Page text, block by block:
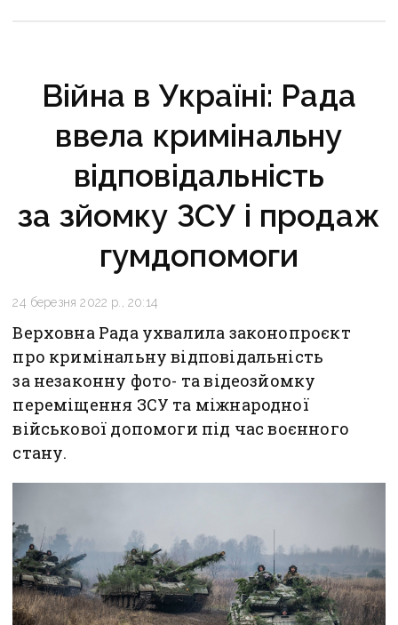
Війна в Україні: Рада
ввела кримінальну
відповідальність
за зйомку ЗСУ і продаж
гумдопомоги
24 березня 2022 р., 20:14
Верховна Рада ухвалила законопроєкт
про кримінальну відповідальність
за незаконну фото- та відеозйомку
переміщення ЗСУ та міжнародної
військової допомоги під час воєнного
стану.